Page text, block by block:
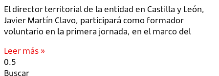
El director territorial de la entidad en Castilla y León,
Javier Martín Clavo, participará como formador
voluntario en la primera jornada, en el marco del
Leer más »
Buscar